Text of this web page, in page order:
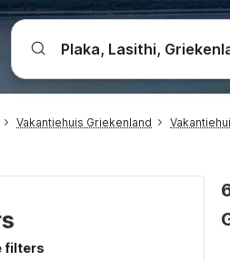
Vakantiehuis Griekenland
filters